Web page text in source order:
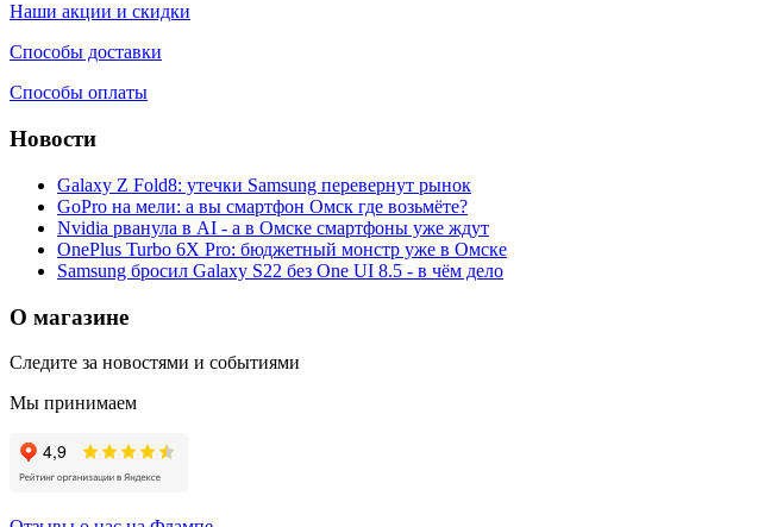
Наши акции и скидки
Способы доставки
Способы оплаты
Новости
Galaxy Z Fold8: утечки Samsung перевернут рынок
GoPro на мели: а вы смартфон Омск где возьмёте?
Nvidia рванула в AI - а в Омске смартфоны уже ждут
OnePlus Turbo 6X Pro: бюджетный монстр уже в Омске
Samsung бросил Galaxy S22 без One UI 8.5 - в чём дело
О магазине
Следите за новостями и событиями
Мы принимаем